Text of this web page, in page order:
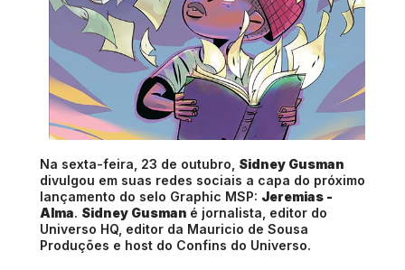
Na sexta-feira, 23 de outubro, Sidney Gusman
divulgou em suas redes sociais a capa do próximo
lançamento do selo Graphic MSP: Jeremias -
Alma. Sidney Gusman é jornalista, editor do
Universo HQ, editor da Mauricio de Sousa
Produções e host do Confins do Universo.